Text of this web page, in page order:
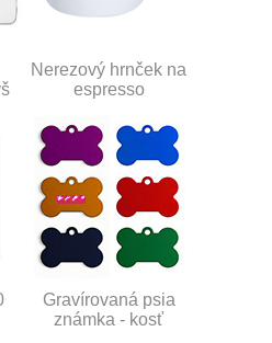
Nerezový hrnček na
espresso
Gravírovaná psia
známka - kosť